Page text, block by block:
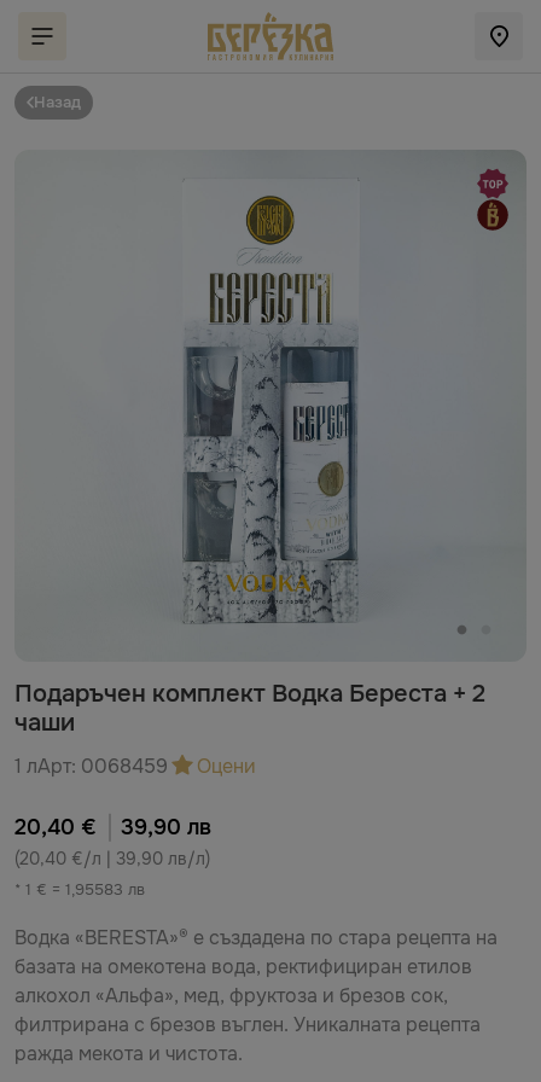
Назад
Подаръчен комплект Водка Береста + 2
чаши
1 лАрт: 0068459 Оцени
20,40 € 39,90 лв
(20,40 €/л | 39,90 лв/л)
* 1 € = 1,95583 лв
Водка «BERESTA»® е създадена по стара рецепта на
базата на омекотена вода, ректифициран етилов
алкохол «Альфа», мед, фруктоза и брезов сок,
филтрирана с брезов въглен. Уникалната рецепта
ражда мекота и чистота.